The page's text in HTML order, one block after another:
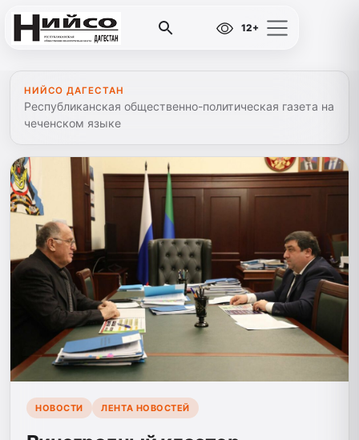
12+
НИЙСО ДАГЕСТАН
Республиканская общественно-политическая газета на
чеченском языке
НОВОСТИ ЛЕНТА НОВОСТЕЙ